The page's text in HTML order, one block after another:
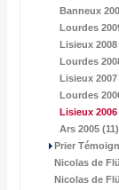
Banneux
Lourdes
Lisieux 2008
Lourdes
Lisieux 2007
Lourdes
Lisieux 2006
Ars 2005 (11)
Prier
Nicolas de
Nicolas de